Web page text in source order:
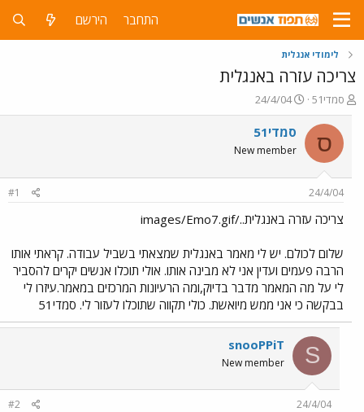
התחבר הירשם
לימודי אנגלית
צריכה עזרה באנגלית
פ
ו
ת
ח
ה
ש
א
סמדי51
פ
ו
ר
ם
ר
24/4/04
ס סמדי51
New member
24/4/04
#1
צריכה עזרה באנגלית../images/Emo7.gif
שלום לכולם. יש לי מאמר באנגלית שמצאתי בשביל עבודה. קראתי אותו
הרבה פעמים ועדין אני לא מבינה אותו. אולי תוכלו אנשים יקרים להסביר
לי על מה המאמר מדבר בדיוק,ומה הרעיונות המרכזים במאמר.עיזרו לי
בבקשה כי אני ממש מיואשת. כולי תקווה שתוכלו לעזור לי. סמדי51
S
snooPPiT
New member
24/4/04
#2